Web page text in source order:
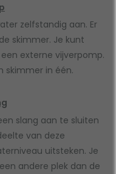
zelfstandig aan. Er
skimmer. Je kunt
externe vijverpomp.
skimmer in één.
slang aan te sluiten
van deze
uitsteken. Je
andere plek dan de